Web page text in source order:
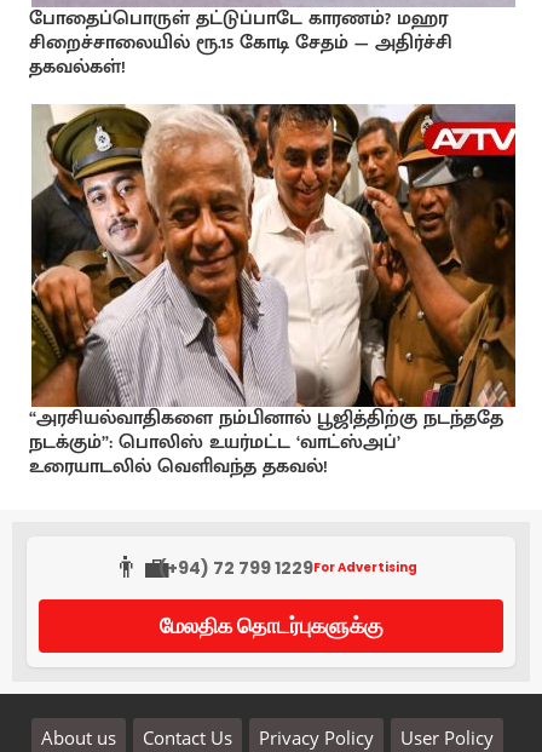
போதைப்பொருள் தட்டுப்பாடே காரணம்? மஹர
சிறைச்சாலையில் ரூ.15 கோடி சேதம் — அதிர்ச்சி
தகவல்கள்!
“அரசியல்வாதிகளை நம்பினால் பூஜித்திற்கு நடந்ததே
நடக்கும்”: பொலிஸ் உயர்மட்ட ‘வாட்ஸ்அப்’
உரையாடலில் வெளிவந்த தகவல்!
👨‍💼(+94) 72 799 1229For Advertising
மேலதிக தொடர்புகளுக்கு
About us Contact Us Privacy Policy User Policy